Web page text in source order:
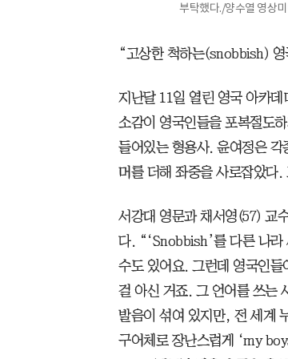
부탁했다./양수열 영상
“고상한 척하는(snobbish)
지난달 11일 열린 영국 아카
소감이 영국인들을 포복절도
들어있는 형용사. 윤여정은 각
머를 더해 좌중을 사로잡았다.
서강대 영문과 채서영(57) 교
다. “‘Snobbish’를 다른 나라
수도 있어요. 그런데 영국인
걸 아신 거죠. 그 언어를 쓰는
발음이 섞여 있지만, 전 세계
구어체로 장난스럽게 ‘my